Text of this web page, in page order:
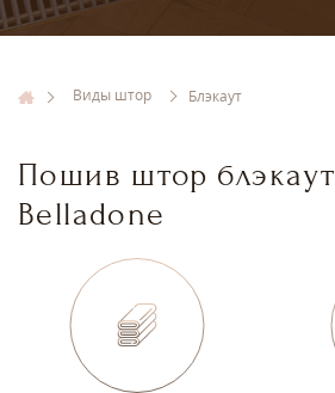
Виды штор Блэкаут
Пошив штор
Belladone